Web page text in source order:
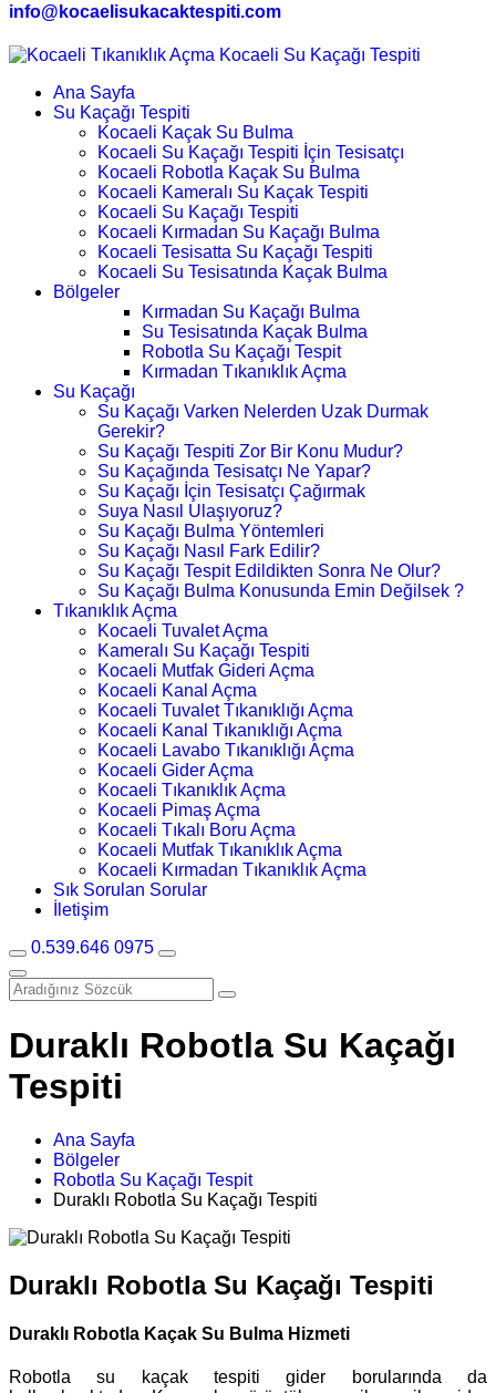
info@kocaelisukacaktespiti.com
Ana Sayfa
Su Kaçağı Tespiti
Kocaeli Kaçak Su Bulma
Kocaeli Su Kaçağı Tespiti İçin Tesisatçı
Kocaeli Robotla Kaçak Su Bulma
Kocaeli Kameralı Su Kaçak Tespiti
Kocaeli Su Kaçağı Tespiti
Kocaeli Kırmadan Su Kaçağı Bulma
Kocaeli Tesisatta Su Kaçağı Tespiti
Kocaeli Su Tesisatında Kaçak Bulma
Bölgeler
Kırmadan Su Kaçağı Bulma
Su Tesisatında Kaçak Bulma
Robotla Su Kaçağı Tespit
Kırmadan Tıkanıklık Açma
Su Kaçağı
Su Kaçağı Varken Nelerden Uzak Durmak
Gerekir?
Su Kaçağı Tespiti Zor Bir Konu Mudur?
Su Kaçağında Tesisatçı Ne Yapar?
Su Kaçağı İçin Tesisatçı Çağırmak
Suya Nasıl Ulaşıyoruz?
Su Kaçağı Bulma Yöntemleri
Su Kaçağı Nasıl Fark Edilir?
Su Kaçağı Tespit Edildikten Sonra Ne Olur?
Su Kaçağı Bulma Konusunda Emin Değilsek ?
Tıkanıklık Açma
Kocaeli Tuvalet Açma
Kameralı Su Kaçağı Tespiti
Kocaeli Mutfak Gideri Açma
Kocaeli Kanal Açma
Kocaeli Tuvalet Tıkanıklığı Açma
Kocaeli Kanal Tıkanıklığı Açma
Kocaeli Lavabo Tıkanıklığı Açma
Kocaeli Gider Açma
Kocaeli Tıkanıklık Açma
Kocaeli Pimaş Açma
Kocaeli Tıkalı Boru Açma
Kocaeli Mutfak Tıkanıklık Açma
Kocaeli Kırmadan Tıkanıklık Açma
Sık Sorulan Sorular
İletişim
0.539.646 0975
Duraklı Robotla Su Kaçağı
Tespiti
Ana Sayfa
Bölgeler
Robotla Su Kaçağı Tespit
Duraklı Robotla Su Kaçağı Tespiti
Duraklı Robotla Su Kaçağı Tespiti
Duraklı Robotla Kaçak Su Bulma Hizmeti
Robotla su kaçak tespiti gider borularında da